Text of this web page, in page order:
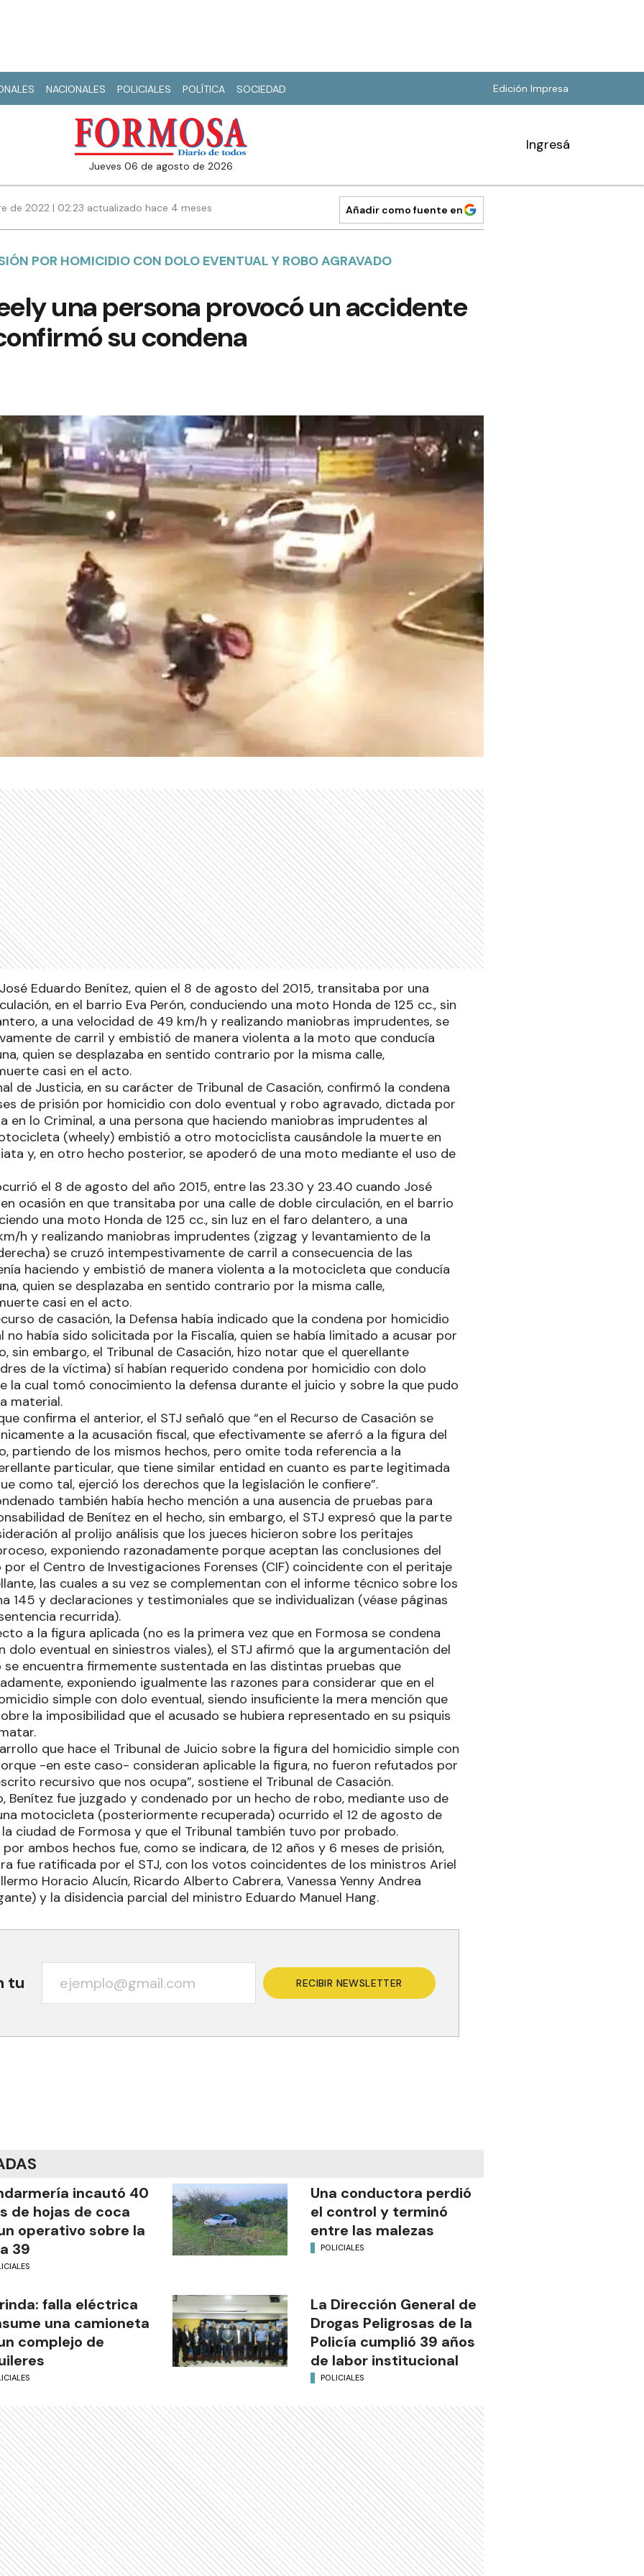
NACIONALES POLICIALES POLÍTICA SOCIEDAD Edición Impresa
jueves 06 de agosto de 2026
Ingresá
de 2022 | 02:23 actualizado hace 4 meses Añadir como fuente en
POR HOMICIDIO CON DOLO EVENTUAL Y ROBO AGRAVADO
una persona provocó un accidente
su condena
Eduardo Benítez, quien el 8 de agosto del 2015, transitaba por una
en el barrio Eva Perón, conduciendo una moto Honda de 125 cc., sin
a una velocidad de 49 km/h y realizando maniobras imprudentes, se
de carril y embistió de manera violenta a la moto que conducía
quien se desplazaba en sentido contrario por la misma calle,
casi en el acto.
de Justicia, en su carácter de Tribunal de Casación, confirmó la condena
de prisión por homicidio con dolo eventual y robo agravado, dictada por
en lo Criminal, a una persona que haciendo maniobras imprudentes al
(wheely) embistió a otro motociclista causándole la muerte en
y, en otro hecho posterior, se apoderó de una moto mediante el uso de
el 8 de agosto del año 2015, entre las 23.30 y 23.40 cuando José
ocasión en que transitaba por una calle de doble circulación, en el barrio
una moto Honda de 125 cc., sin luz en el faro delantero, a una
h y realizando maniobras imprudentes (zigzag y levantamiento de la
se cruzó intempestivamente de carril a consecuencia de las
haciendo y embistió de manera violenta a la motocicleta que conducía
quien se desplazaba en sentido contrario por la misma calle,
casi en el acto.
de casación, la Defensa había indicado que la condena por homicidio
no había sido solicitada por la Fiscalía, quien se había limitado a acusar por
sin embargo, el Tribunal de Casación, hizo notar que el querellante
de la víctima) sí habían requerido condena por homicidio con dolo
la cual tomó conocimiento la defensa durante el juicio y sobre la que pudo
material.
confirma el anterior, el STJ señaló que “en el Recurso de Casación se
a la acusación fiscal, que efectivamente se aferró a la figura del
partiendo de los mismos hechos, pero omite toda referencia a la
particular, que tiene similar entidad en cuanto es parte legitimada
como tal, ejerció los derechos que la legislación le confiere”.
también había hecho mención a una ausencia de pruebas para
de Benítez en el hecho, sin embargo, el STJ expresó que la parte
al prolijo análisis que los jueces hicieron sobre los peritajes
exponiendo razonadamente porque aceptan las conclusiones del
el Centro de Investigaciones Forenses (CIF) coincidente con el peritaje
las cuales a su vez se complementan con el informe técnico sobre los
145 y declaraciones y testimoniales que se individualizan (véase páginas
recurrida).
a la figura aplicada (no es la primera vez que en Formosa se condena
dolo eventual en siniestros viales), el STJ afirmó que la argumentación del
se encuentra firmemente sustentada en las distintas pruebas que
exponiendo igualmente las razones para considerar que en el
simple con dolo eventual, siendo insuficiente la mera mención que
la imposibilidad que el acusado se hubiera representado en su psiquis
que hace el Tribunal de Juicio sobre la figura del homicidio simple con
-en este caso- consideran aplicable la figura, no fueron refutados por
recursivo que nos ocupa”, sostiene el Tribunal de Casación.
Benítez fue juzgado y condenado por un hecho de robo, mediante uso de
motocicleta (posteriormente recuperada) ocurrido el 12 de agosto de
ciudad de Formosa y que el Tribunal también tuvo por probado.
ambos hechos fue, como se indicara, de 12 años y 6 meses de prisión,
fue ratificada por el STJ, con los votos coincidentes de los ministros Ariel
Horacio Alucín, Ricardo Alberto Cabrera, Vanessa Yenny Andrea
y la disidencia parcial del ministro Eduardo Manuel Hang.
tu RECIBIR NEWSLETTER
incautó 40
de hojas de coca
operativo sobre la
39
Una conductora perdió
el control y terminó
entre las malezas
POLICIALES
falla eléctrica
una camioneta
complejo de
La Dirección General de
Drogas Peligrosas de la
Policía cumplió 39 años
de labor institucional
POLICIALES